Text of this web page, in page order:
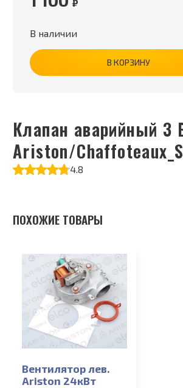
Клапан аварийный 3 Бар
Ariston/Chaffoteaux_S
4.8
₽
В наличии
В КОРЗИНУ
ПОХОЖИЕ ТОВАРЫ
Вентилятор лев.
Ariston 24кВт